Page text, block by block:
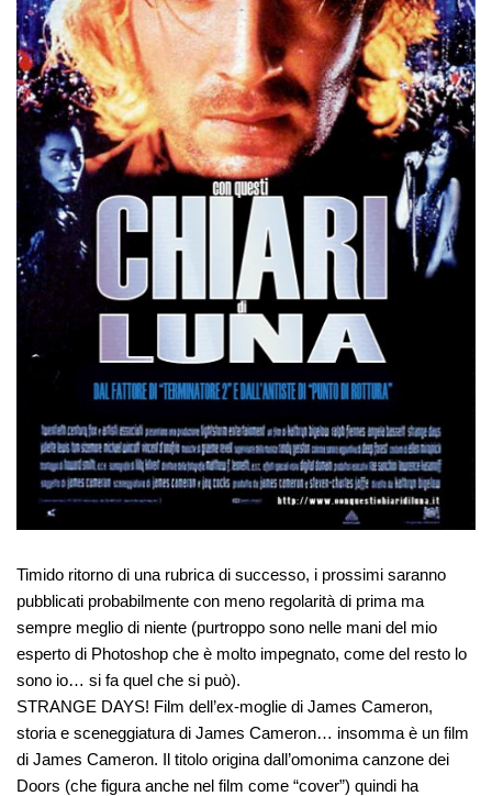
Timido ritorno di una rubrica di successo, i prossimi saranno
pubblicati probabilmente con meno regolarità di prima ma
sempre meglio di niente (purtroppo sono nelle mani del mio
esperto di Photoshop che è molto impegnato, come del resto lo
sono io… si fa quel che si può).
STRANGE DAYS! Film dell’ex-moglie di James Cameron,
storia e sceneggiatura di James Cameron… insomma è un film
di James Cameron. Il titolo origina dall’omonima canzone dei
Doors (che figura anche nel film come “cover”) quindi ha